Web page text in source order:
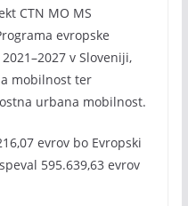
CTN MO MS
evropske
v Sloveniji,
mobilnost ter
urbana mobilnost.
evrov bo Evropski
595.639,63 evrov